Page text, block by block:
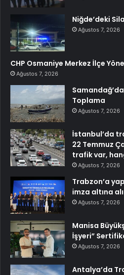
Niğde’deki
Ağustos 7, 2026
CHP Osmaniye Merkez İlçe
Ağustos 7, 2026
Toplama
Ağustos 7, 2026
İstanbul’da
22 Temmuz
trafik var,
Ağustos 7, 2026
Trabzon’a
imza altına
Ağustos 7, 2026
Manisa
İşyeri”
Ağustos 7, 2026
Antalya’da